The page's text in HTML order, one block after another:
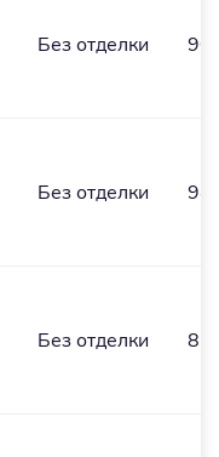
Без отделки
Без отделки
Без отделки